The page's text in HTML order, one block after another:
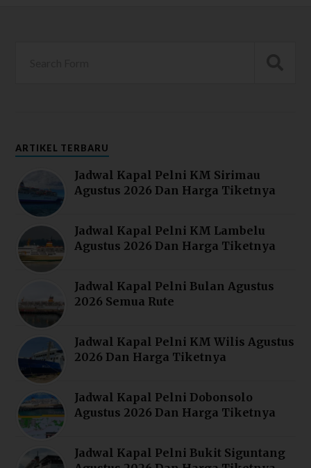
ARTIKEL TERBARU
Jadwal Kapal Pelni KM Sirimau
Agustus 2026 Dan Harga Tiketnya
Jadwal Kapal Pelni KM Lambelu
Agustus 2026 Dan Harga Tiketnya
Jadwal Kapal Pelni Bulan Agustus
2026 Semua Rute
Jadwal Kapal Pelni KM Wilis Agustus
2026 Dan Harga Tiketnya
Jadwal Kapal Pelni Dobonsolo
Agustus 2026 Dan Harga Tiketnya
Jadwal Kapal Pelni Bukit Siguntang